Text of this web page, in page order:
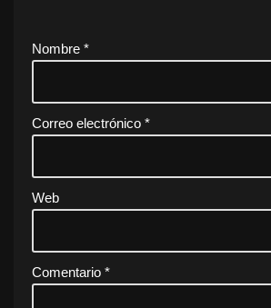
Nombre *
Correo electrónico *
Web
Comentario *